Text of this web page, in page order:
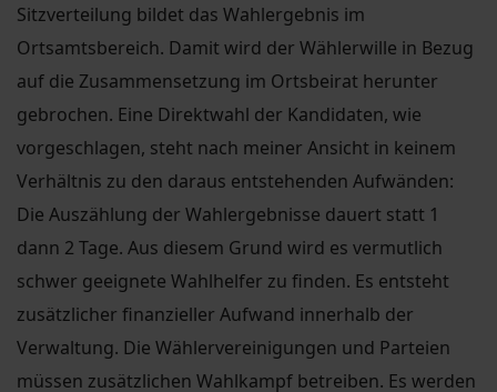
Sitzverteilung bildet das Wahlergebnis im
Ortsamtsbereich. Damit wird der Wählerwille in Bezug
auf die Zusammensetzung im Ortsbeirat herunter
gebrochen. Eine Direktwahl der Kandidaten, wie
vorgeschlagen, steht nach meiner Ansicht in keinem
Verhältnis zu den daraus entstehenden Aufwänden:
Die Auszählung der Wahlergebnisse dauert statt 1
dann 2 Tage. Aus diesem Grund wird es vermutlich
schwer geeignete Wahlhelfer zu finden. Es entsteht
zusätzlicher finanzieller Aufwand innerhalb der
Verwaltung. Die Wählervereinigungen und Parteien
müssen zusätzlichen Wahlkampf betreiben. Es werden